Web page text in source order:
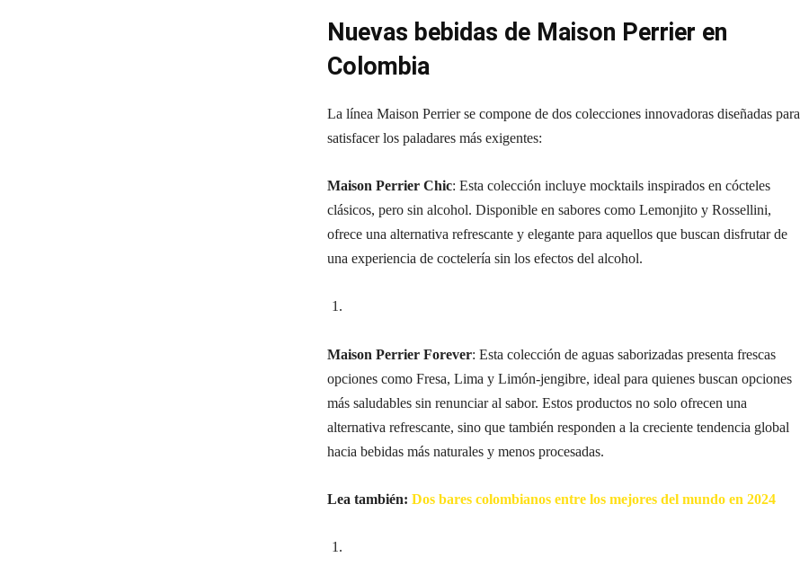
Nuevas bebidas de Maison Perrier en
Colombia
La línea Maison Perrier se compone de dos colecciones innovadoras diseñadas para
satisfacer los paladares más exigentes:
Maison Perrier Chic: Esta colección incluye mocktails inspirados en cócteles
clásicos, pero sin alcohol. Disponible en sabores como Lemonjito y Rossellini,
ofrece una alternativa refrescante y elegante para aquellos que buscan disfrutar de
una experiencia de coctelería sin los efectos del alcohol.
Maison Perrier Forever: Esta colección de aguas saborizadas presenta frescas
opciones como Fresa, Lima y Limón-jengibre, ideal para quienes buscan opciones
más saludables sin renunciar al sabor. Estos productos no solo ofrecen una
alternativa refrescante, sino que también responden a la creciente tendencia global
hacia bebidas más naturales y menos procesadas.
Lea también: Dos bares colombianos entre los mejores del mundo en 2024